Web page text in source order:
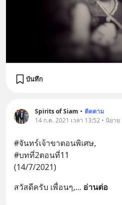
บันทึก
Spirits of Siam • ติดตาม
14 ก.ค. 2021 เวลา 13:52 • นิยาย
#จันทร์เจ้าขาตอนพิเศษ,
#บทที่2ตอนที่11
(14/7/2021)
สวัสดีครับ เพื่อนๆ,... อ่านต่อ